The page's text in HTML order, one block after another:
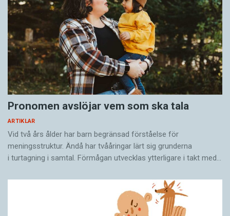
Pronomen avslöjar vem som ska tala
ARTIKLAR
Vid två års ålder har barn begränsad förståelse för
meningsstruktur. Ändå har tvååringar lärt sig grunderna
i turtagning i samtal. Förmågan utvecklas ytterligare i takt med…